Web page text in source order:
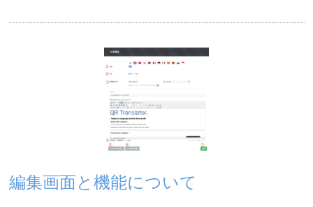
編集画面と機能について